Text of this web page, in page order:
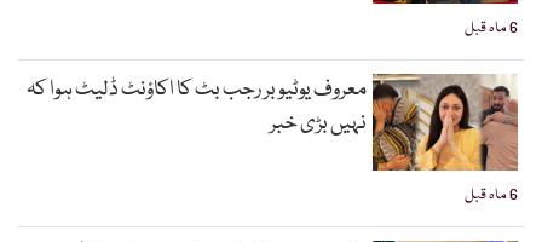
6 ماہ قبل
6 ماہ قبل
معروف یوٹیوبر رجب بٹ کا اکاؤنٹ ڈلیٹ ہوا کہ
نہیں بڑی خبر